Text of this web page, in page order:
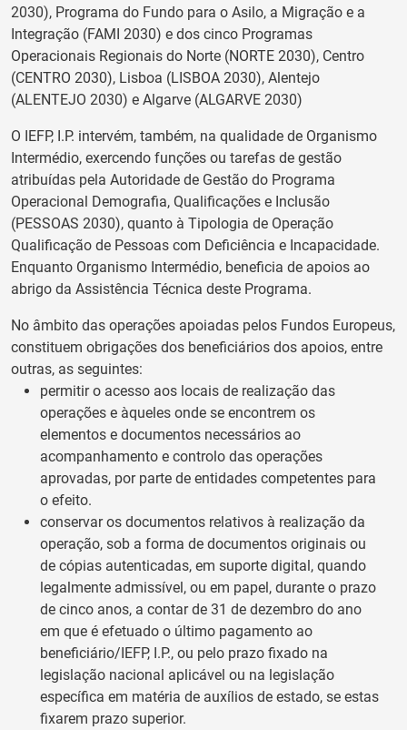
2030), Programa do Fundo para o Asilo, a Migração e a
Integração (FAMI 2030) e dos cinco Programas
Operacionais Regionais do Norte (NORTE 2030), Centro
(CENTRO 2030), Lisboa (LISBOA 2030), Alentejo
(ALENTEJO 2030) e Algarve (ALGARVE 2030)
O IEFP, I.P. intervém, também, na qualidade de Organismo
Intermédio, exercendo funções ou tarefas de gestão
atribuídas pela Autoridade de Gestão do Programa
Operacional Demografia, Qualificações e Inclusão
(PESSOAS 2030), quanto à Tipologia de Operação
Qualificação de Pessoas com Deficiência e Incapacidade.
Enquanto Organismo Intermédio, beneficia de apoios ao
abrigo da Assistência Técnica deste Programa.
No âmbito das operações apoiadas pelos Fundos Europeus,
constituem obrigações dos beneficiários dos apoios, entre
outras, as seguintes:
permitir o acesso aos locais de realização das
operações e àqueles onde se encontrem os
elementos e documentos necessários ao
acompanhamento e controlo das operações
aprovadas, por parte de entidades competentes para
o efeito.
conservar os documentos relativos à realização da
operação, sob a forma de documentos originais ou
de cópias autenticadas, em suporte digital, quando
legalmente admissível, ou em papel, durante o prazo
de cinco anos, a contar de 31 de dezembro do ano
em que é efetuado o último pagamento ao
beneficiário/IEFP, I.P., ou pelo prazo fixado na
legislação nacional aplicável ou na legislação
específica em matéria de auxílios de estado, se estas
fixarem prazo superior.